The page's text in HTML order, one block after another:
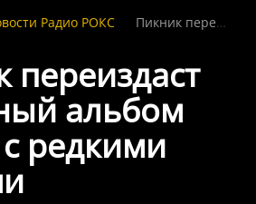
Радио РОКС Пикник переиздаст дебютный альбом «Дым» с редкими треками
переиздаст
альбом
редкими